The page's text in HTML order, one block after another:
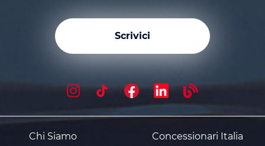
Scrivici
Chi Siamo
Concessionari Italia